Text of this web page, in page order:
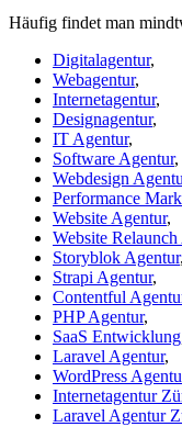
Häufig findet man
Digitalagentur,
Webagentur,
Internetagentur,
Designagentur,
IT Agentur,
Software Agentur,
Webdesign
Performance
Website Agentur,
Website
Storyblok Agentur,
Strapi Agentur,
Contentful
PHP Agentur,
SaaS Entwicklung
Laravel Agentur,
WordPress
Internetagentur
Laravel Agentur